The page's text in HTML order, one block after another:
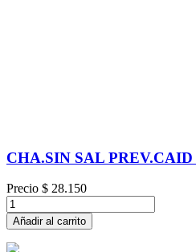
CHA.SIN SAL
Precio $ 28.150
Añadir al carrito